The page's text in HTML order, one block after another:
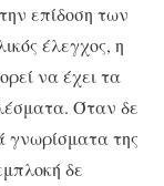
επίδοση των
έλεγχος, η
να έχει τα
Όταν δε
γνωρίσματα της
δε